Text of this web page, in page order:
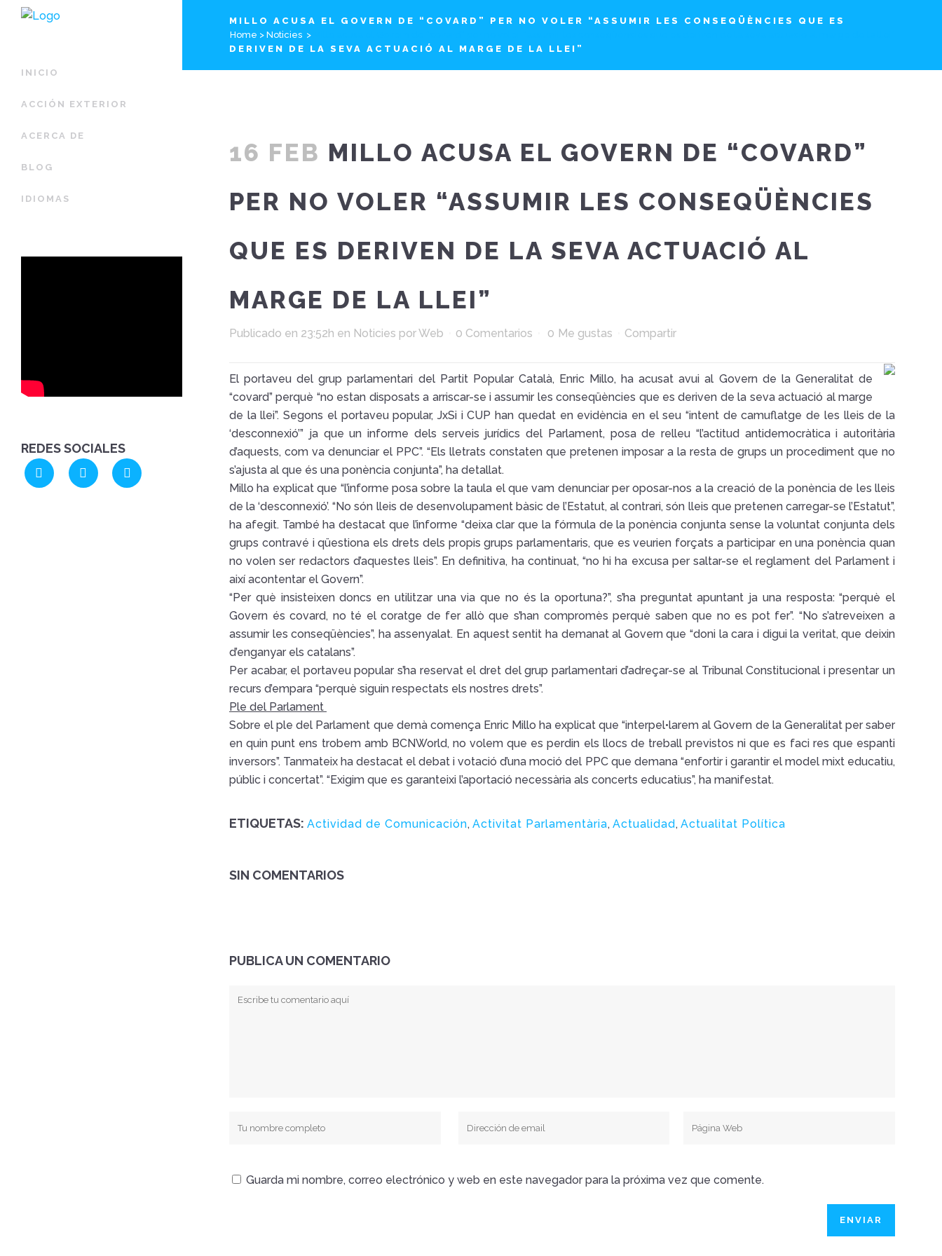
INICIO
ACCIÓN EXTERIOR
ACERCA DE
BLOG
IDIOMAS
REDES SOCIALES
MILLO ACUSA EL GOVERN DE “COVARD” PER NO VOLER “ASSUMIR LES CONSEQÜÈNCIES QUE ES
DERIVEN DE LA SEVA ACTUACIÓ AL MARGE DE LA LLEI”
Home > Noticies >
16 FEB MILLO ACUSA EL GOVERN DE “COVARD”
PER NO VOLER “ASSUMIR LES CONSEQÜÈNCIES
QUE ES DERIVEN DE LA SEVA ACTUACIÓ AL
MARGE DE LA LLEI”
Publicado en 23:52h en Noticies porWeb 0 Comentarios 0 Me gustas Compartir
El portaveu del grup parlamentari del Partit Popular Català, Enric Millo, ha acusat avui al Govern de la Generalitat de
“covard” perquè “no estan disposats a arriscar-se i assumir les conseqüències que es deriven de la seva actuació al marge
de la llei”. Segons el portaveu popular, JxSi i CUP han quedat en evidència en el seu “intent de camuflatge de les lleis de la
‘desconnexió’” ja que un informe dels serveis jurídics del Parlament, posa de relleu “l’actitud antidemocràtica i autoritària
d’aquests, com va denunciar el PPC”. “Els lletrats constaten que pretenen imposar a la resta de grups un procediment que no
s’ajusta al que és una ponència conjunta”, ha detallat.
Millo ha explicat que “l’informe posa sobre la taula el que vam denunciar per oposar-nos a la creació de la ponència de les lleis
de la ‘desconnexió’. “No són lleis de desenvolupament bàsic de l’Estatut, al contrari, són lleis que pretenen carregar-se l’Estatut”,
ha afegit. També ha destacat que l’informe “deixa clar que la fórmula de la ponència conjunta sense la voluntat conjunta dels
grups contravé i qüestiona els drets dels propis grups parlamentaris, que es veurien forçats a participar en una ponència quan
no volen ser redactors d’aquestes lleis”. En definitiva, ha continuat, “no hi ha excusa per saltar-se el reglament del Parlament i
així acontentar el Govern”.
“Per què insisteixen doncs en utilitzar una via que no és la oportuna?”, s’ha preguntat apuntant ja una resposta: “perquè el
Govern és covard, no té el coratge de fer allò que s’han compromès perquè saben que no es pot fer”. “No s’atreveixen a
assumir les conseqüències”, ha assenyalat. En aquest sentit ha demanat al Govern que “doni la cara i digui la veritat, que deixin
d’enganyar els catalans”.
Per acabar, el portaveu popular s’ha reservat el dret del grup parlamentari d’adreçar-se al Tribunal Constitucional i presentar un
recurs d’empara “perquè siguin respectats els nostres drets”.
Ple del Parlament
Sobre el ple del Parlament que demà comença Enric Millo ha explicat que “interpel•larem al Govern de la Generalitat per saber
en quin punt ens trobem amb BCNWorld, no volem que es perdin els llocs de treball previstos ni que es faci res que espanti
inversors”. Tanmateix ha destacat el debat i votació d’una moció del PPC que demana “enfortir i garantir el model mixt educatiu,
públic i concertat”. “Exigim que es garanteixi l’aportació necessària als concerts educatius”, ha manifestat.
ETIQUETAS: Actividad de Comunicación, Activitat Parlamentària, Actualidad, Actualitat Política
SIN COMENTARIOS
PUBLICA UN COMENTARIO
Guarda mi nombre, correo electrónico y web en este navegador para la próxima vez que comente.